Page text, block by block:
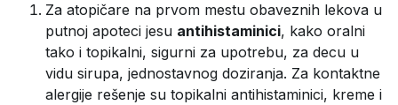
Za atopičare na prvom mestu obaveznih lekova u
putnoj apoteci jesu antihistaminici, kako oralni
tako i topikalni, sigurni za upotrebu, za decu u
vidu sirupa, jednostavnog doziranja. Za kontaktne
alergije rešenje su topikalni antihistaminici, kreme i